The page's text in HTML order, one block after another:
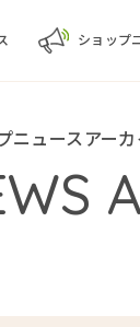
ショップ
ニュースアー